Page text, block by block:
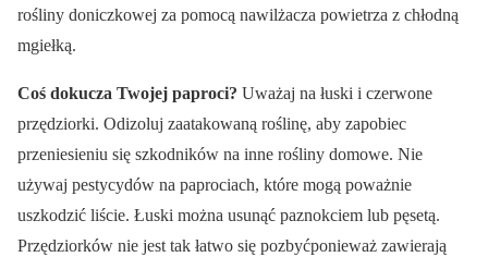
rośliny doniczkowej za pomocą nawilżacza powietrza z chłodną
mgiełką.
Coś dokucza Twojej paproci? Uważaj na łuski i czerwone
przędziorki. Odizoluj zaatakowaną roślinę, aby zapobiec
przeniesieniu się szkodników na inne rośliny domowe. Nie
używaj pestycydów na paprociach, które mogą poważnie
uszkodzić liście. Łuski można usunąć paznokciem lub pęsetą.
Przędziorków nie jest tak łatwo się pozbyćponieważ zawierają